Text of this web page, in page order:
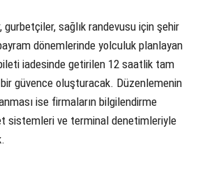
gurbetçiler, sağlık randevusu için şehir
dönemlerinde yolculuk planlayan
iadesinde getirilen 12 saatlik tam
güvence oluşturacak. Düzenlemenin
ise firmaların bilgilendirme
sistemleri ve terminal denetimleriyle